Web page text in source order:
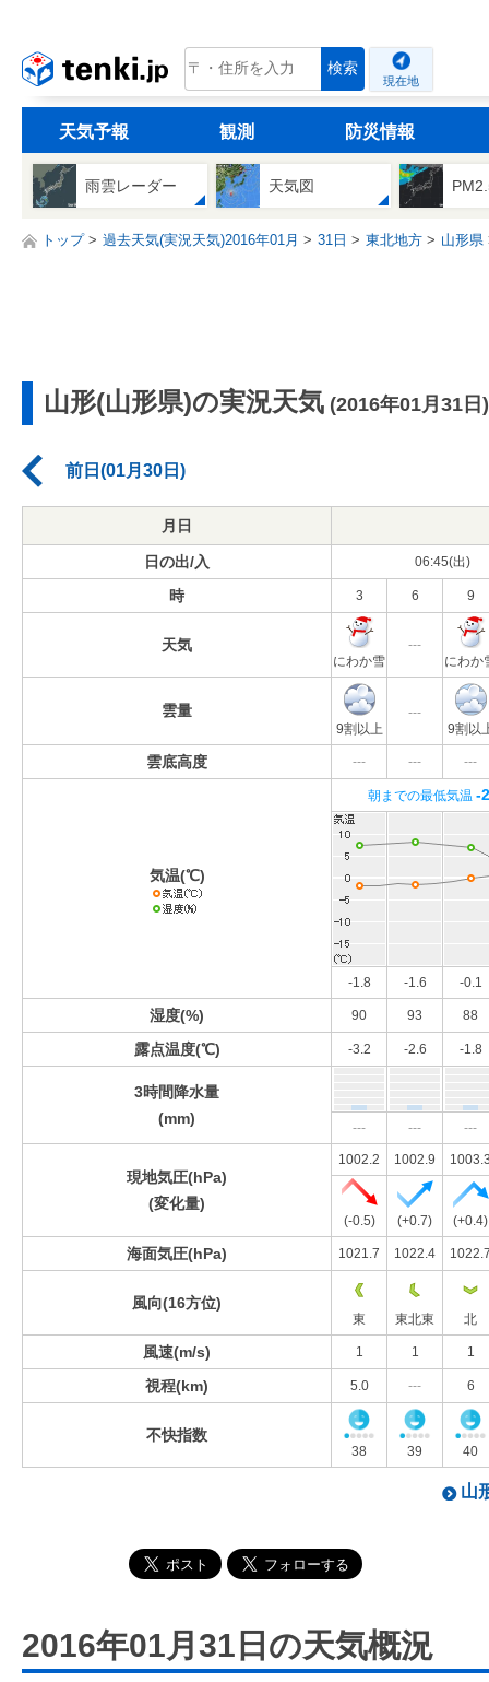
tenki.jp 検索
現在地
天気予報 観測 防災情報
雨雲レーダー 天気図
トップ 過去天気(実況天気)2016年01月 31日 東北地方 山形県
山形(山形県)の実況天気 (2016年01月31日)
前日(01月30日)
月日
日の出/入 06:45(出)
時 3 6 9
天気
にわか雪
---
にわか
雲量
9割以上
---
9割以
雲底高度 --- --- ---
気温(℃)
朝までの最低気温 -
-1.8 -1.6 -0.1
湿度(%) 90 93 88
露点温度(℃) -3.2 -2.6 -1.8
3時間降水量
(mm)
--- --- ---
現地気圧(hPa)
(変化量)
1002.2 1002.9
(-0.5) (+0.7) (+0.4)
海面気圧(hPa) 1021.7 1022.4
風向(16方位)
東 東北東 北
風速(m/s) 1 1 1
視程(km) 5.0 --- 6
不快指数
38 39 40
山
2016年01月31日の天気概況